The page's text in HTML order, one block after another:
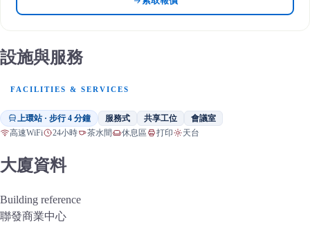
設施與服務
FACILITIES & SERVICES
上環站 · 步行 4 分鐘 服務式 共享工位 會議室
高速WiFi 24小時 茶水間 休息區 打印 天台
大廈資料
Building reference
聯發商業中心